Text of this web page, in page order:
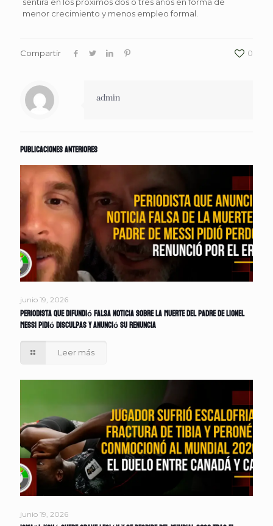
menor crecimiento y menos empleo formal.
Compartir 0
admin
Publicaciones anteriores
junio 19, 2026
Periodista que difundió falsa noticia sobre la muerte del padre de Lionel
Messi pidió disculpas y anunció su renuncia
Leer más
junio 19, 2026